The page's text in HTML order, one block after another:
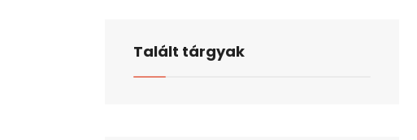
Talált tárgyak